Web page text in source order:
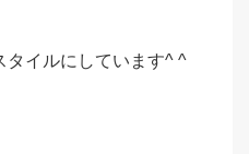
タイルにしています^ ^